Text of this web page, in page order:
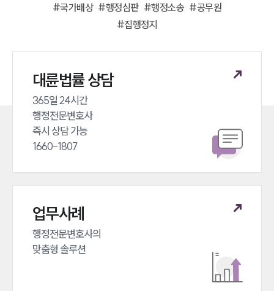
#국가배상 #행정심판 #행정소송 #공무원
#집행정지
대륜법률 상담
365일 24시간
행정전문변호사
즉시 상담 가능
1660-1807
업무사례
행정전문변호사의
맞춤형 솔루션